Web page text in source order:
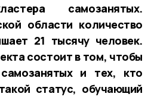
самозанятых.
области количество
21 тысячу человек.
состоит в том, чтобы
и тех, кто
статус, обучающий